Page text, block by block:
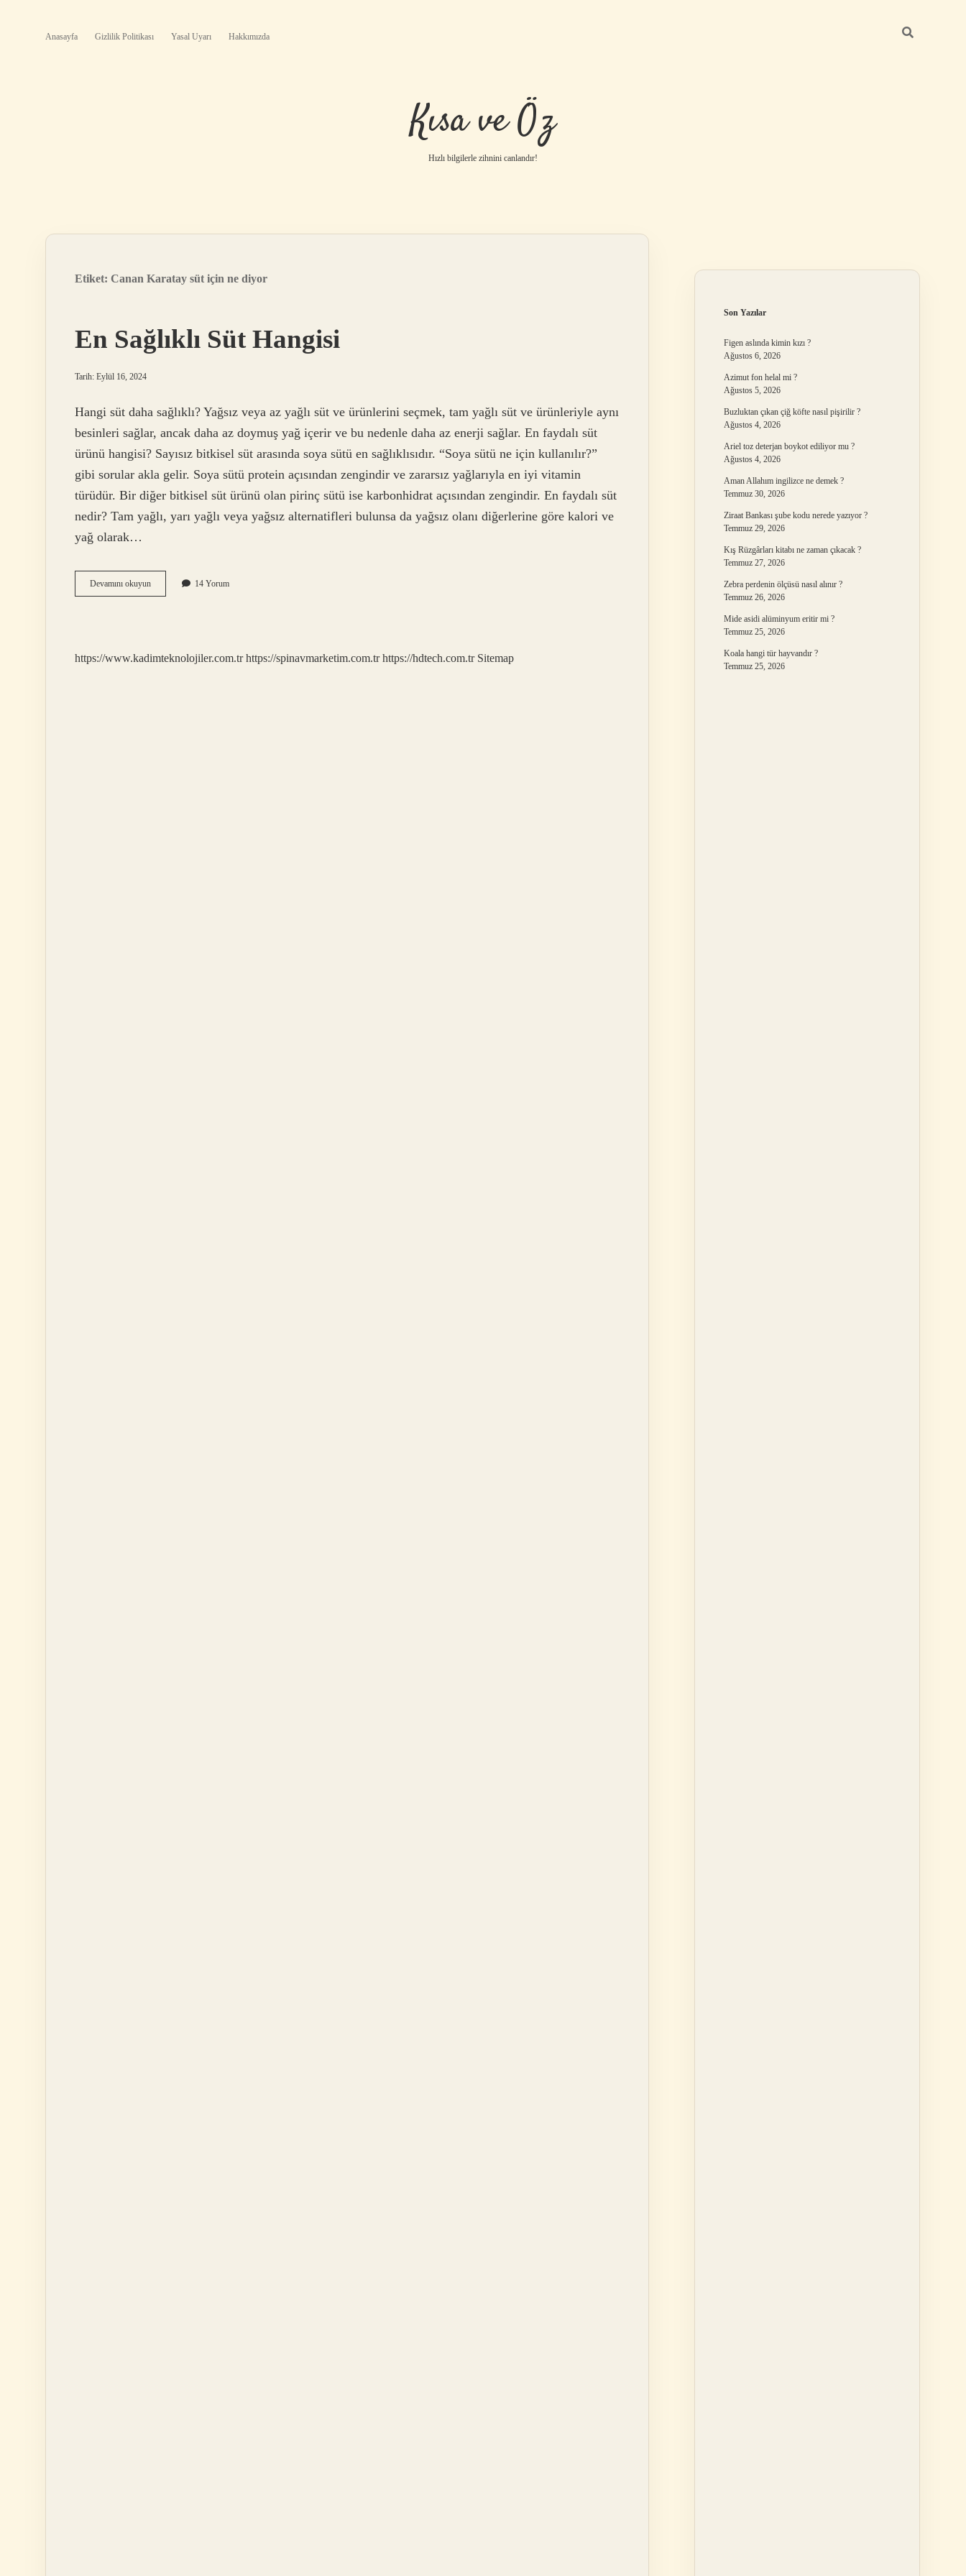
Anasayfa Gizlilik Politikası Yasal Uyarı Hakkımızda
Kısa ve Öz
Hızlı bilgilerle zihnini canlandır!
Etiket: Canan Karatay süt için ne diyor
En Sağlıklı Süt Hangisi
Tarih: Eylül 16, 2024
Hangi süt daha sağlıklı? Yağsız veya az yağlı süt ve ürünlerini seçmek, tam yağlı süt ve ürünleriyle aynı
besinleri sağlar, ancak daha az doymuş yağ içerir ve bu nedenle daha az enerji sağlar. En faydalı süt
ürünü hangisi? Sayısız bitkisel süt arasında soya sütü en sağlıklısıdır. “Soya sütü ne için kullanılır?”
gibi sorular akla gelir. Soya sütü protein açısından zengindir ve zararsız yağlarıyla en iyi vitamin
türüdür. Bir diğer bitkisel süt ürünü olan pirinç sütü ise karbonhidrat açısından zengindir. En faydalı süt
nedir? Tam yağlı, yarı yağlı veya yağsız alternatifleri bulunsa da yağsız olanı diğerlerine göre kalori ve
yağ olarak…
Devamını okuyunEn
Sağlıklı
14 Yorum
https://www.kadimteknolojiler.com.tr https://spinavmarketim.com.tr https://hdtech.com.tr Sitemap
Son Yazılar
Figen aslında kimin kızı ?
Ağustos 6, 2026
Azimut fon helal mi ?
Ağustos 5, 2026
Buzluktan çıkan çiğ köfte nasıl pişirilir ?
Ağustos 4, 2026
Ariel toz deterjan boykot ediliyor mu ?
Ağustos 4, 2026
Aman Allahım ingilizce ne demek ?
Temmuz 30, 2026
Ziraat Bankası şube kodu nerede yazıyor ?
Temmuz 29, 2026
Kış Rüzgârları kitabı ne zaman çıkacak ?
Temmuz 27, 2026
Zebra perdenin ölçüsü nasıl alınır ?
Temmuz 26, 2026
Mide asidi alüminyum eritir mi ?
Temmuz 25, 2026
Koala hangi tür hayvandır ?
Temmuz 25, 2026